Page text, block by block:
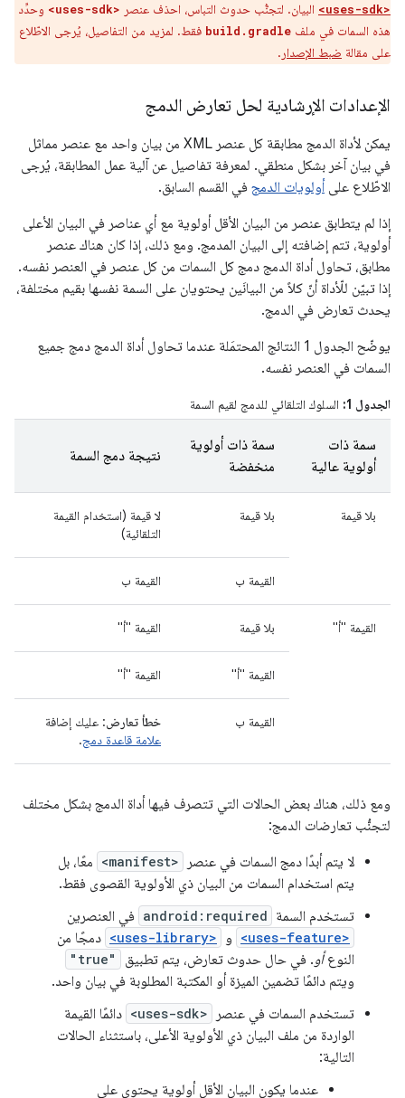
<uses-sdk> البيان. لتجنُّب حدوث التباس، احذف عنصر <uses-sdk> وحدِّد
هذه السمات في ملف build.gradle فقط. لمزيد من التفاصيل، يُرجى الاطّلاع
على مقالة ضبط الإصدار .
الإعدادات الإرشادية لحل تعارض الدمج
يمكن لأداة الدمج مطابقة كل عنصر XML من بيان واحد مع عنصر مماثل
في بيان آخر بشكل منطقي. لمعرفة تفاصيل عن آلية عمل المطابقة، يُرجى
الاطّلاع على أولويات الدمج في القسم السابق.
إذا لم يتطابق عنصر من البيان الأقل أولوية مع أي عناصر في البيان الأعلى
أولوية، تتم إضافته إلى البيان المدمج. ومع ذلك، إذا كان هناك عنصر
مطابق، تحاول أداة الدمج دمج كل السمات من كل عنصر في العنصر نفسه.
إذا تبيّن للّأداة أنّ كلاً من البيانَين يحتويان على السمة نفسها بقيم مختلفة،
يحدث تعارض في الدمج.
يوضّح الجدول 1 النتائج المحتمَلة عندما تحاول أداة الدمج دمج جميع
السمات في العنصر نفسه.
الجدول 1: السلوك التلقائي للدمج لقيم السمة
سمة ذات
أولوية عالية
سمة ذات أولوية
منخفضة
نتيجة دمج السمة
بلا قيمة بلا قيمة
لا قيمة (استخدام القيمة
التلقائية)
القيمة ب القيمة ب
القيمة "أ" بلا قيمة القيمة "أ"
القيمة "أ" القيمة "أ"
القيمة ب خطأ تعارض: عليك إضافة
علامة قاعدة دمج.
ومع ذلك، هناك بعض الحالات التي تتصرف فيها أداة الدمج بشكل مختلف
لتجنُّب تعارضات الدمج:
لا يتم أبدًا دمج السمات في عنصر
<manifest> معًا، بل
يتم استخدام السمات من البيان ذي الأولوية القصوى فقط.
تستخدم السمة android:required في العنصرين
<uses-feature> و <uses-library> دمجًا من
النوعأو. في حال حدوث تعارض، يتم تطبيق "true"
ويتم دائمًا تضمين الميزة أو المكتبة المطلوبة في بيان واحد.
تستخدم السمات في عنصر
<uses-sdk> دائمًا القيمة
الواردة من ملف البيان ذي الأولوية الأعلى، باستثناء الحالات
التالية:
عندما يكون البيان الأقل أولوية يحتوي على